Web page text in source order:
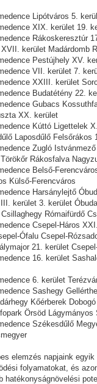
Lipótváros 5.
XIX. kerület 19.
Rákoskeresztúr
kerület Madárdomb
Pestújhely XV.
VII. kerület 7.
XXIII. kerület
Budatétény 22.
Gubacs
XX. kerület
Kúttó Ligettelek
Laposdűlő Felsőrákos
Zugló
Rákosfalva
Belső-
Külső-Ferencváros
Harsánylejtő
kerület 3. kerület
Rómaifürdő
Csepel-Háros
Ófalu Csepel-
21. kerület
16. kerület
6. kerület
Sashegy
Kőérberek
Örsöd
Székesdűlő
elemzés napjaink
folyamatokat, és
hatékonyságnövelési